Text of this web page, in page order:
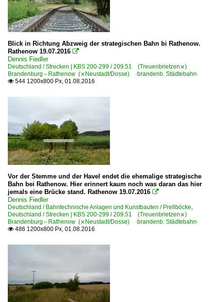
Blick in Richtung Abzweig der strategischen Bahn bi Rathenow.
Rathenow 19.07.2016 
Dennis Fiedler
Deutschland / Strecken | KBS 200-299 / 209.51 (Treuenbrietzen⨯)
Brandenburg – Rathenow (⨯Neustadt/Dosse) ·brandenb. Städtebahn·
 544 1200x800 Px, 01.08.2016
Vor der Stemme und der Havel endet die ehemalige strategische
Bahn bei Rathenow. Hier erinnert kaum noch was daran das hier
jemals eine Brücke stand. Rathenow 19.07.2016 
Dennis Fiedler
Deutschland / Bahntechnische Anlagen und Kunstbauten / Prellböcke,
Deutschland / Strecken | KBS 200-299 / 209.51 (Treuenbrietzen⨯)
Brandenburg – Rathenow (⨯Neustadt/Dosse) ·brandenb. Städtebahn·
 486 1200x800 Px, 01.08.2016